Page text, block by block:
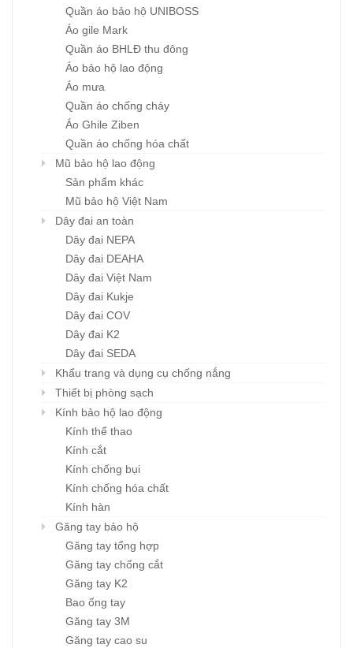
Quần áo bảo hộ UNIBOSS
Áo gile Mark
Quần áo BHLĐ thu đông
Áo bảo hộ lao động
Áo mưa
Quần áo chống cháy
Áo Ghile Ziben
Quần áo chống hóa chất
Mũ bảo hộ lao động
Sản phẩm khác
Mũ bảo hộ Việt Nam
Dây đai an toàn
Dây đai NEPA
Dây đai DEAHA
Dây đai Việt Nam
Dây đai Kukje
Dây đai COV
Dây đai K2
Dây đai SEDA
Khẩu trang và dụng cụ chống nắng
Thiết bị phòng sạch
Kính bảo hộ lao động
Kính thể thao
Kính cắt
Kính chống bụi
Kính chống hóa chất
Kính hàn
Găng tay bảo hộ
Găng tay tổng hợp
Găng tay chống cắt
Găng tay K2
Bao ống tay
Găng tay 3M
Găng tay cao su